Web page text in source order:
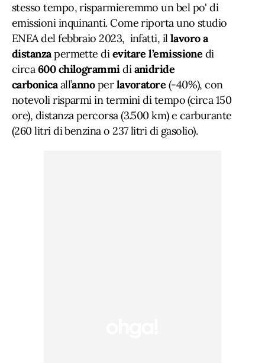
stesso tempo, risparmieremmo un bel po' di
emissioni inquinanti. Come riporta uno studio
ENEA del febbraio 2023, infatti, illavoro a
distanzapermette dievitare l’emissione di
circa600 chilogrammidianidride
carbonicaall’annoperlavoratore (-40%), con
notevoli risparmi in termini di tempo (circa 150
ore), distanza percorsa (3.500 km) e carburante
(260 litri di benzina o 237 litri di gasolio).